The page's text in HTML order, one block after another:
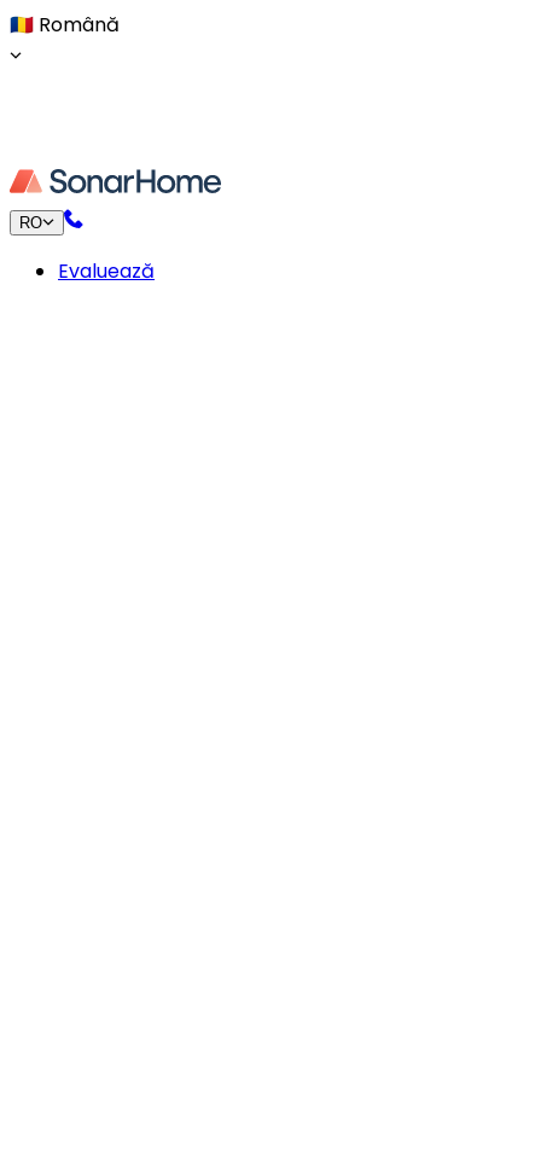
🇷🇴 Română
RO
Evaluează